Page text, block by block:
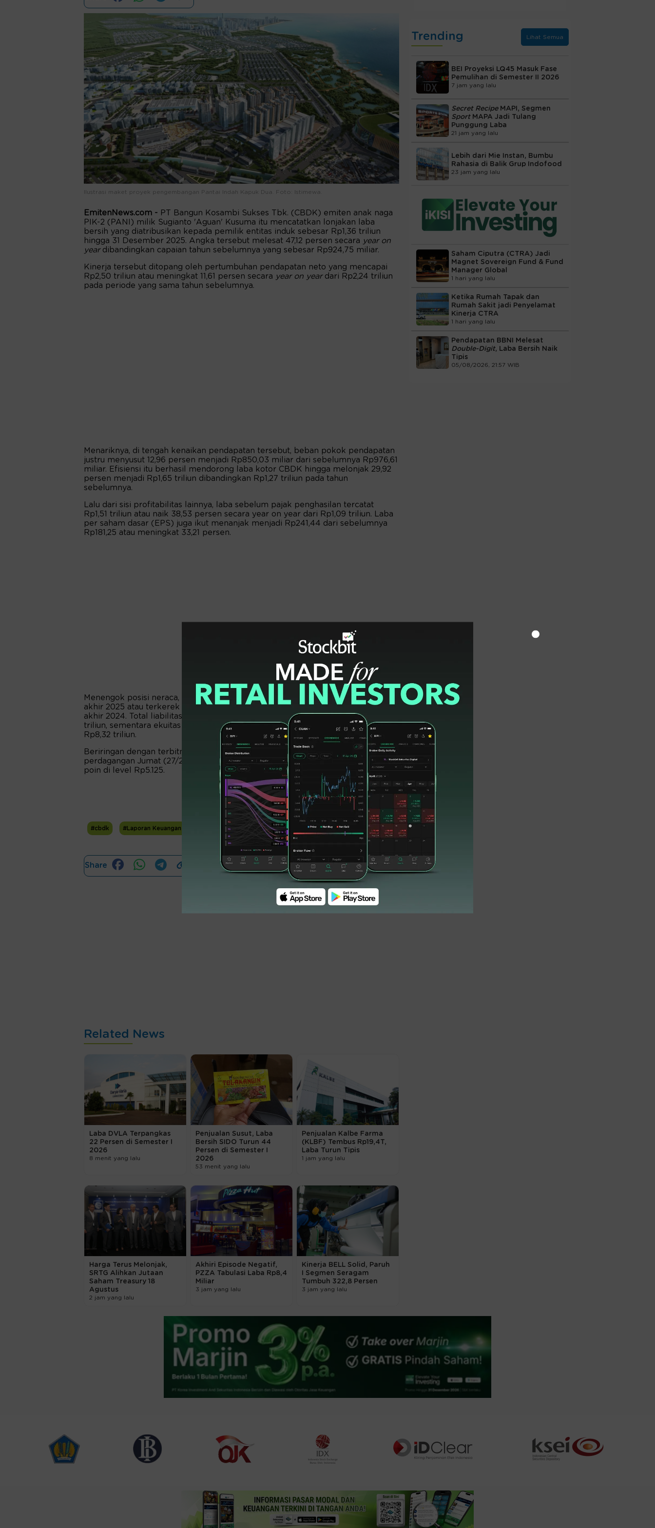
Ilustrasi maket proyek pengembangan Pantai Indah Kapuk Dua. Foto: Istimewa.
EmitenNews.com - PT Bangun Kosambi Sukses Tbk. (CBDK) emiten anak naga
PIK-2 (PANI) milik Sugianto 'Aguan' Kusuma itu mencatatkan lonjakan laba
bersih yang diatribusikan kepada pemilik entitas induk sebesar Rp1,36 triliun
hingga 31 Desember 2025. Angka tersebut melesat 47,12 persen secara year on
yeardibandingkan capaian tahun sebelumnya yang sebesar Rp924,75 miliar.
Kinerja tersebut ditopang oleh pertumbuhan pendapatan neto yang mencapai
Rp2,50 triliun atau meningkat 11,61 persen secara year on yeardari Rp2,24 triliun
pada periode yang sama tahun sebelumnya.
Menariknya, di tengah kenaikan pendapatan tersebut, beban pokok pendapatan
justru menyusut 12,96 persen menjadi Rp850,03 miliar dari sebelumnya Rp976,61
miliar. Efisiensi itu berhasil mendorong laba kotor CBDK hingga melonjak 29,92
persen menjadi Rp1,65 triliun dibandingkan Rp1,27 triliun pada tahun
sebelumnya.
Lalu dari sisi profitabilitas lainnya, laba sebelum pajak penghasilan tercatat
Rp1,51 triliun atau naik 38,53 persen secara year on year dari Rp1,09 triliun. Laba
per saham dasar (EPS) juga ikut menanjak menjadi Rp241,44 dari sebelumnya
Rp181,25 atau meningkat 33,21 persen.
Menengok posisi neraca, total aset perseroan tertakar Rp22,57 triliun hingga
akhir 2025 atau terkerek naik 11,40 persen dibandingkan Rp20,26 triliun pada
akhir 2024. Total liabilitas turun 11,31 persen menjadi Rp10,59 triliun dari Rp11,94
triliun, sementara ekuitas mengembang 43,98 persen menjadi Rp11,98 triliun dari
Rp8,32 triliun.
Beriringan dengan terbitnya pembukuan keuangan tahun penuh 2025 ini, pada
perdagangan Jumat (27/2) saham CBDK tercatat melemah 0,49 persen drop 25
poin di level Rp5.125.
#cbdk #Laporan Keuangan FY2025 #PIK2 #PT Pantai Indah Kapuk Dua Tbk. (PANI)
Share
Related News
Laba DVLA Terpangkas
22 Persen di Semester I
2026
8 menit yang lalu
Penjualan Susut, Laba
Bersih SIDO Turun 44
Persen di Semester I
2026
53 menit yang lalu
Penjualan Kalbe Farma
(KLBF) Tembus Rp19,4T,
Laba Turun Tipis
1 jam yang lalu
Harga Terus Melonjak,
SRTG Alihkan Jutaan
Saham Treasury 18
Agustus
2 jam yang lalu
Akhiri Episode Negatif,
PZZA Tabulasi Laba Rp8,4
Miliar
3 jam yang lalu
Kinerja BELL Solid, Paruh
I Segmen Seragam
Tumbuh 322,8 Persen
3 jam yang lalu
Trending Lihat Semua
BEI Proyeksi LQ45 Masuk Fase
Pemulihan di Semester II 2026
7 jam yang lalu
Secret RecipeMAPI, Segmen
Sport MAPA Jadi Tulang
Punggung Laba
21 jam yang lalu
Lebih dari Mie Instan, Bumbu
Rahasia di Balik Grup Indofood
23 jam yang lalu
Saham Ciputra (CTRA) Jadi
Magnet Sovereign Fund & Fund
Manager Global
1 hari yang lalu
Ketika Rumah Tapak dan
Rumah Sakit jadi Penyelamat
Kinerja CTRA
1 hari yang lalu
Pendapatan BBNI Melesat
Double-Digit, Laba Bersih Naik
Tipis
05/08/2026, 21:57 WIB